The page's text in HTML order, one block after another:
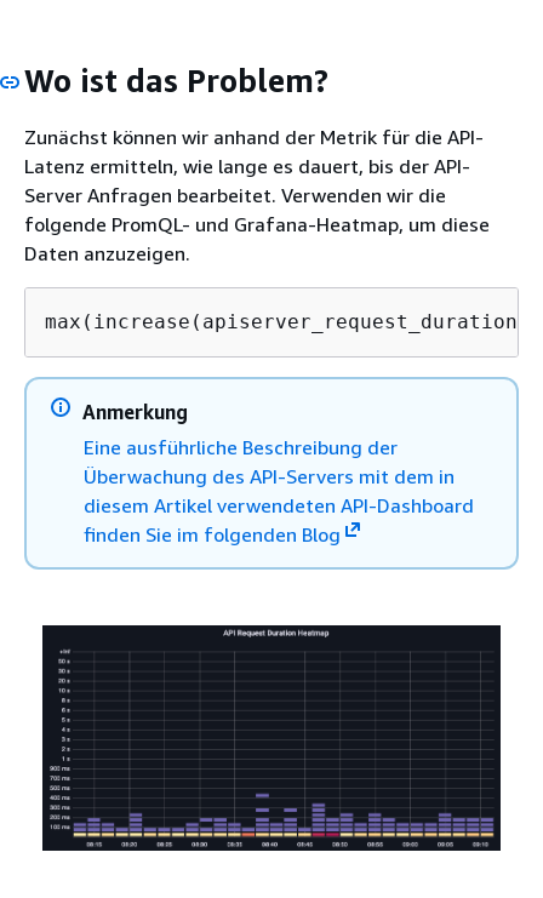
Wo ist das Problem?
Zunächst können wir anhand der Metrik für die API-
Latenz ermitteln, wie lange es dauert, bis der API-
Server Anfragen bearbeitet. Verwenden wir die
folgende PromQL- und Grafana-Heatmap, um diese
Daten anzuzeigen.
Anmerkung
Eine ausführliche Beschreibung der
Überwachung des API-Servers mit dem in
diesem Artikel verwendeten API-Dashboard
finden Sie im folgenden Blog